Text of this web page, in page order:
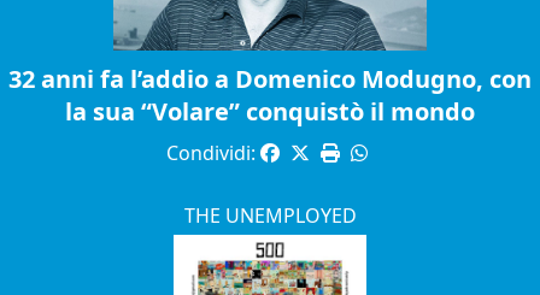
32 anni fa l’addio a Domenico Modugno, con
la sua “Volare” conquistò il mondo
Condividi:
THE UNEMPLOYED